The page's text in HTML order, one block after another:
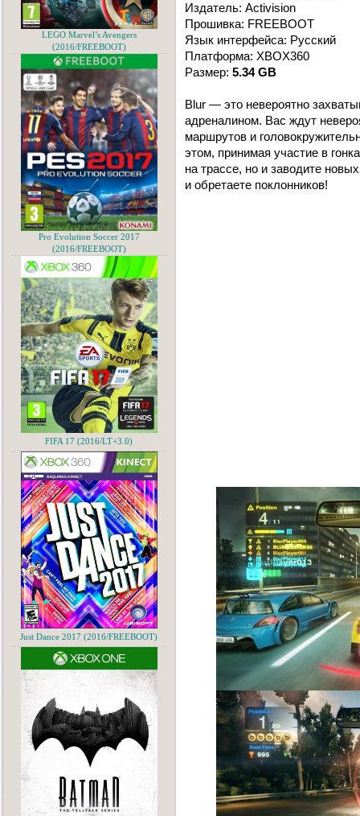
Издатель: Activision
Прошивка: FREEBOOT
Язык интерфейса: Русский
Платформа: XBOX360
Размер: 5.34 GB
Blur — это невероятно
адреналином. Вас ждут
маршрутов и
этом, принимая участие в
на трассе, но и заводите
и обретаете поклонников!
LEGO Marvel’s Avengers
(2016/FREEBOOT)
Pro Evolution Soccer 2017
(2016/FREEBOOT)
FIFA 17 (2016/LT+3.0)
Just Dance 2017 (2016/FREEBOOT)